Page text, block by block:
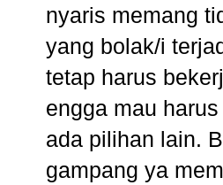
nyaris memang
yang bolak/i
tetap harus
engga mau
ada pilihan lain.
gampang ya